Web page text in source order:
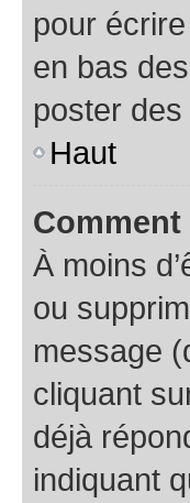
pour
en bas
poster
Haut
À moins
ou
message
cliquant
déjà
indiquant